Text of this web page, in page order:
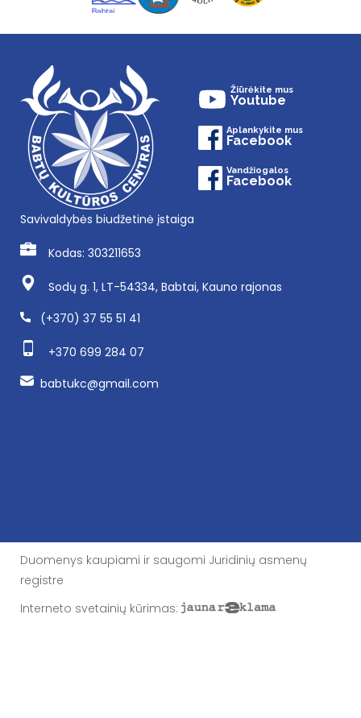
Žiūrėkite mus
Youtube
Aplankykite mus
Facebook
Vandžiogalos
Facebook
Savivaldybės biudžetinė įstaiga
Kodas: 303211653
Sodų g. 1, LT-54334, Babtai, Kauno rajonas
(+370) 37 55 51 41
+370 699 284 07
babtukc@gmail.com
Duomenys kaupiami ir saugomi Juridinių asmenų
registre
Interneto svetainių kūrimas: